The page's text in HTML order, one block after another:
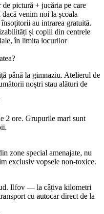
pictură + jucăria pe care
venim noi la școala
au intrarea gratuită.
și copiii din centrele
în limita locurilor
până la gimnaziu. Atelierul de
noștri stau alături de
2 ore. Grupurile mari sunt
zone special amenajate, nu
exclusiv vopsele non-toxice.
Ilfov — la câțiva kilometri
cu autocar direct de la